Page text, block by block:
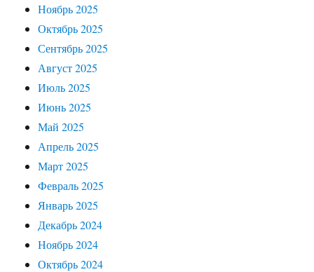
Ноябрь 2025
Октябрь 2025
Сентябрь 2025
Август 2025
Июль 2025
Июнь 2025
Май 2025
Апрель 2025
Март 2025
Февраль 2025
Январь 2025
Декабрь 2024
Ноябрь 2024
Октябрь 2024